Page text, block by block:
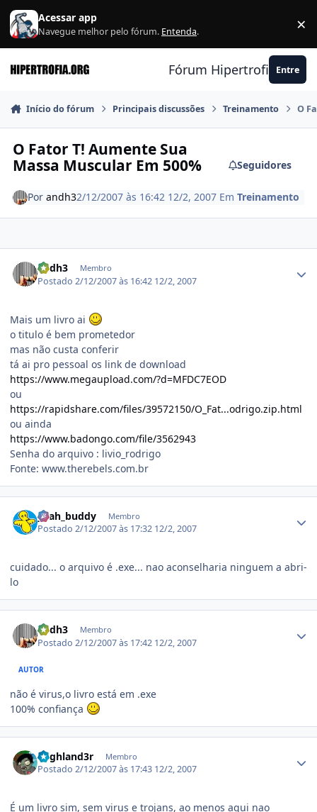
Ir para conteúdo
Acessar app
Navegue melhor pelo fórum. Entenda. ×
Fórum Hipertrofia.org
Entre
Início do fórum Principais discussões Treinamento O
O Fator T! Aumente Sua
Massa Muscular Em 500%
Seguidores
Porandh32/12/2007 às 16:42 12/2, 2007 EmTreinamento
andh3 Membro
Postado2/12/2007 às 16:42 12/2, 2007
Mais um livro ai
o titulo é bem prometedor
mas não custa conferir
tá ai pro pessoal os link de download
https://www.megaupload.com/?d=MFDC7EOD
ou
https://rapidshare.com/files/39572150/O_Fat...odrigo.zip.html
ou ainda
https://www.badongo.com/file/3562943
Senha do arquivo : livio_rodrigo
Fonte: www.therebels.com.br
yeah_buddy Membro
Postado2/12/2007 às 17:32 12/2, 2007
cuidado... o arquivo é .exe... nao aconselharia ninguem a abri-
lo
andh3 Membro
Postado2/12/2007 às 17:42 12/2, 2007
AUTOR
não é virus,o livro está em .exe
100% confiança
h1ghland3r Membro
Postado2/12/2007 às 17:43 12/2, 2007
É um livro sim, sem virus e trojans, ao menos aqui nao